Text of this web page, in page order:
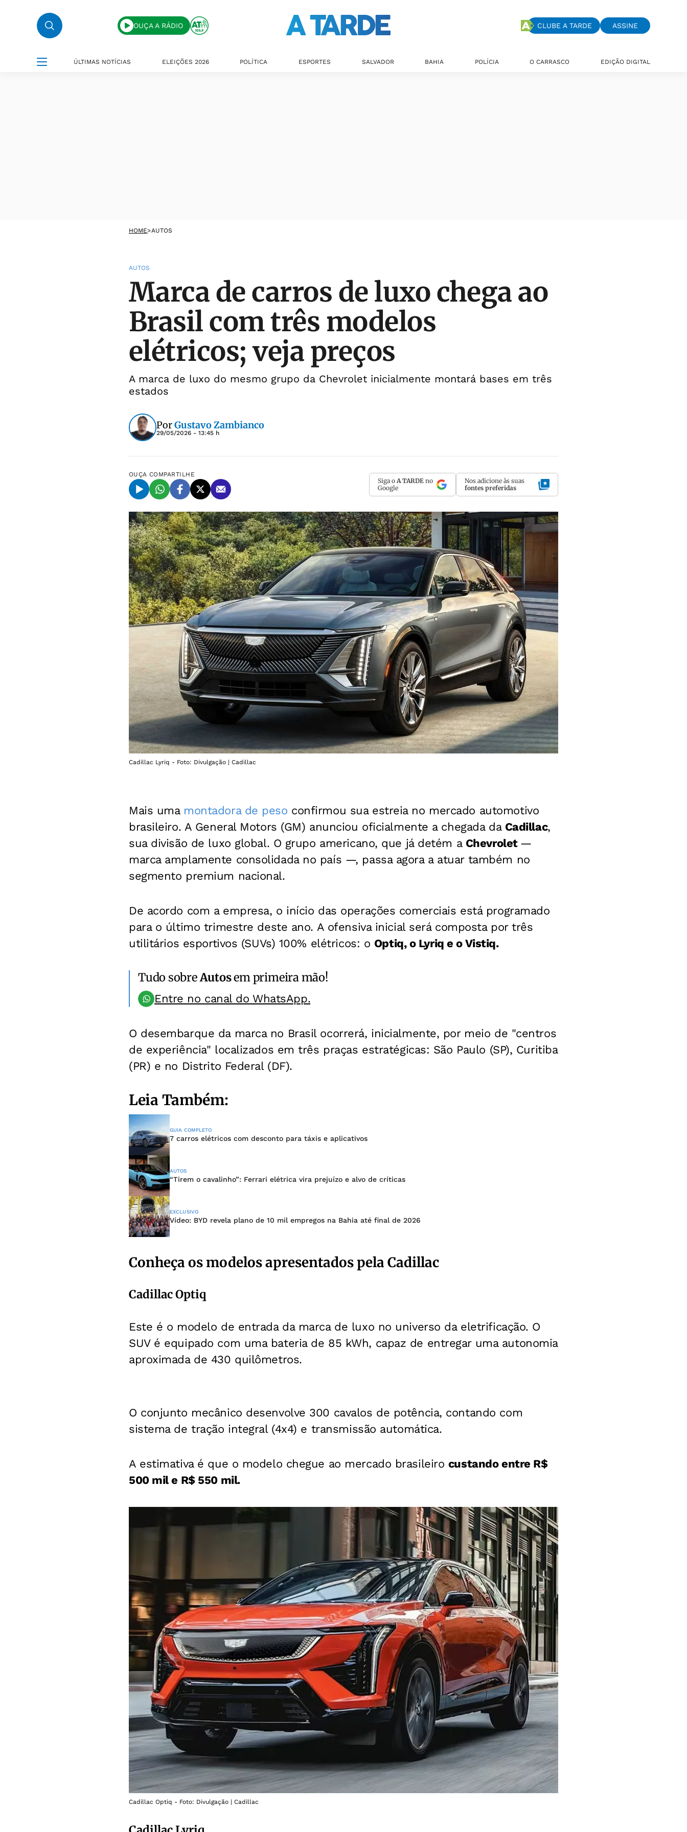
OUÇA A RÁDIO CLUBE A TARDE ASSINE
ÚLTIMAS NOTÍCIAS ELEIÇÕES 2026 POLÍTICA ESPORTES SALVADOR BAHIA POLÍCIA O CARRASCO EDIÇÃO DIGITAL
HOME>AUTOS
AUTOS
Marca de carros de luxo chega ao
Brasil com três modelos
elétricos; veja preços
A marca de luxo do mesmo grupo da Chevrolet inicialmente montará bases em três
estados
PorGustavo Zambianco
29/05/2026 - 13:45 h
OUÇA COMPARTILHE
Siga o A TARDE no
Google
Nos adicione às suas
fontes preferidas
Cadillac Lyriq - Foto: Divulgação | Cadillac
Mais uma montadora de peso confirmou sua estreia no mercado automotivo
brasileiro. A General Motors (GM) anunciou oficialmente a chegada da Cadillac,
sua divisão de luxo global. O grupo americano, que já detém a Chevrolet —
marca amplamente consolidada no país —, passa agora a atuar também no
segmento premium nacional.
De acordo com a empresa, o início das operações comerciais está programado
para o último trimestre deste ano. A ofensiva inicial será composta por três
utilitários esportivos (SUVs) 100% elétricos: o Optiq, o Lyriq e o Vistiq.
Tudo sobreAutosem primeira mão!
Entre no canal do WhatsApp.
O desembarque da marca no Brasil ocorrerá, inicialmente, por meio de "centros
de experiência" localizados em três praças estratégicas: São Paulo (SP), Curitiba
(PR) e no Distrito Federal (DF).
Leia Também:
GUIA COMPLETO
7 carros elétricos com desconto para táxis e aplicativos
AUTOS
“Tirem o cavalinho”: Ferrari elétrica vira prejuízo e alvo de críticas
EXCLUSIVO
Vídeo: BYD revela plano de 10 mil empregos na Bahia até final de 2026
Conheça os modelos apresentados pela Cadillac
Cadillac Optiq
Este é o modelo de entrada da marca de luxo no universo da eletrificação. O
SUV é equipado com uma bateria de 85 kWh, capaz de entregar uma autonomia
aproximada de 430 quilômetros.
O conjunto mecânico desenvolve 300 cavalos de potência, contando com
sistema de tração integral (4x4) e transmissão automática.
A estimativa é que o modelo chegue ao mercado brasileiro custando entre R$
500 mil e R$ 550 mil.
Cadillac Optiq - Foto: Divulgação | Cadillac